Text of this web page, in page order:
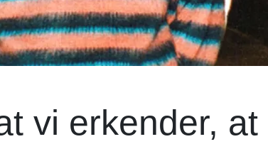
vi erkender, at